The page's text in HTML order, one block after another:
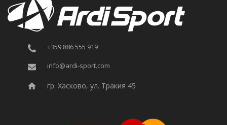
+359 886 555 919
info@ardi-sport.com
гр. Хасково, ул. Тракия 45